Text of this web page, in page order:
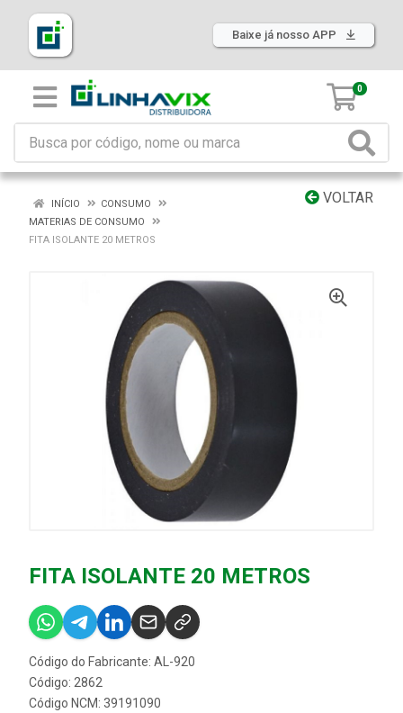
Baixe já nosso APP
0
VOLTAR
INÍCIO
CONSUMO
MATERIAS DE CONSUMO
FITA ISOLANTE 20 METROS
FITA ISOLANTE 20 METROS
Código do Fabricante: AL-920
Código: 2862
Código NCM: 39191090